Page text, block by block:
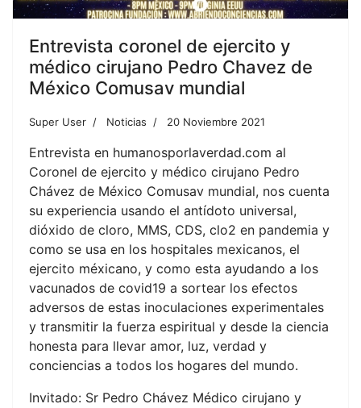
Entrevista coronel de ejercito y
médico cirujano Pedro Chavez de
México Comusav mundial
Super User Noticias 20 Noviembre 2021
Entrevista en humanosporlaverdad.com al
Coronel de ejercito y médico cirujano Pedro
Chávez de México Comusav mundial, nos cuenta
su experiencia usando el antídoto universal,
dióxido de cloro, MMS, CDS, clo2 en pandemia y
como se usa en los hospitales mexicanos, el
ejercito méxicano, y como esta ayudando a los
vacunados de covid19 a sortear los efectos
adversos de estas inoculaciones experimentales
y transmitir la fuerza espiritual y desde la ciencia
honesta para llevar amor, luz, verdad y
conciencias a todos los hogares del mundo.
Invitado: Sr Pedro Chávez Médico cirujano y